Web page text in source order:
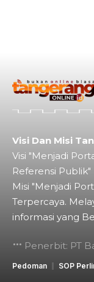
Visi Dan Misi
Visi "Menjadi
Referensi Publik"
Misi "Menjadi
Terpercaya.
informasi yang
Penerbit: PT
Pedoman SOP